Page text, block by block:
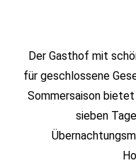
Der Gasthof mit
für geschlossene
Sommersaison
sieben